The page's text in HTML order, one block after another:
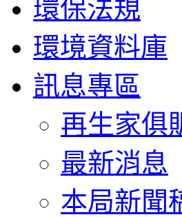
環保法規
環境資料庫
訊息專區
再生家俱
最新消息
本局新聞